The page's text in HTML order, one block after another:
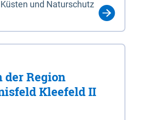
und Naturschutz
der Region
Kleefeld II